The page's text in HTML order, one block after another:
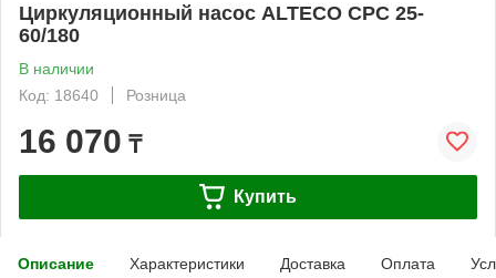
Циркуляционный насос ALTECO CPC 25-
60/180
В наличии
Код: 18640
Розница
16 070 ₸
Купить
Описание Характеристики Доставка Оплата